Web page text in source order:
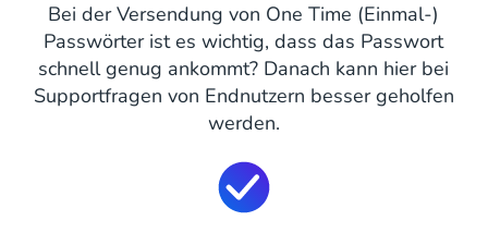
Bei der Versendung von One Time (Einmal-)
Passwörter ist es wichtig, dass das Passwort
schnell genug ankommt? Danach kann hier bei
Supportfragen von Endnutzern besser geholfen
werden.